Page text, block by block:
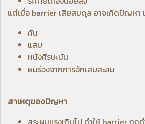
แต่เมื่อ barrier เสียสมดุล อาจเกิดปัญหา
คัน
แสบ
หนังศีรษะมัน
ผมร่วงจากการอักเสบสะสม
สาเหตุของปัญหา